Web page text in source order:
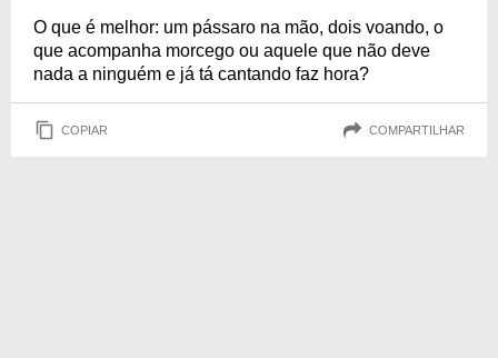
O que é melhor: um pássaro na mão, dois voando, o
que acompanha morcego ou aquele que não deve
nada a ninguém e já tá cantando faz hora?
COPIAR COMPARTILHAR